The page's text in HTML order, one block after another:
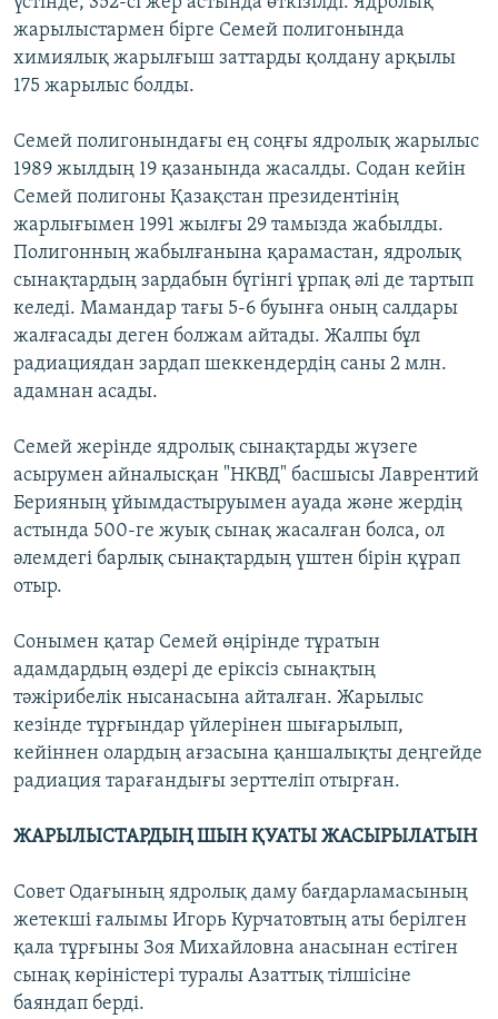
жарылыстармен бірге Семей полигонында
химиялық жарылғыш заттарды қолдану арқылы
175 жарылыс болды.
Семей полигонындағы ең соңғы ядролық жарылыс
1989 жылдың 19 қазанында жасалды. Содан кейін
Семей полигоны Қазақстан президентінің
жарлығымен 1991 жылғы 29 тамызда жабылды.
Полигонның жабылғанына қарамастан, ядролық
сынақтардың зардабын бүгінгі ұрпақ әлі де тартып
келеді. Мамандар тағы 5-6 буынға оның салдары
жалғасады деген болжам айтады. Жалпы бұл
радиациядан зардап шеккендердің саны 2 млн.
адамнан асады.
Семей жерінде ядролық сынақтарды жүзеге
асырумен айналысқан "НКВД" басшысы Лаврентий
Берияның ұйымдастыруымен ауада және жердің
астында 500-ге жуық сынақ жасалған болса, ол
әлемдегі барлық сынақтардың үштен бірін құрап
отыр.
Сонымен қатар Семей өңірінде тұратын
адамдардың өздері де еріксіз сынақтың
тәжірибелік нысанасына айталған. Жарылыс
кезінде тұрғындар үйлерінен шығарылып,
кейіннен олардың ағзасына қаншалықты деңгейде
радиация тарағандығы зерттеліп отырған.
ЖАРЫЛЫСТАРДЫҢ ШЫН ҚУАТЫ ЖАСЫРЫЛАТЫН
Совет Одағының ядролық даму бағдарламасының
жетекші ғалымы Игорь Курчатовтың аты берілген
қала тұрғыны Зоя Михайловна анасынан естіген
сынақ көріністері туралы Азаттық тілшісіне
баяндап берді.